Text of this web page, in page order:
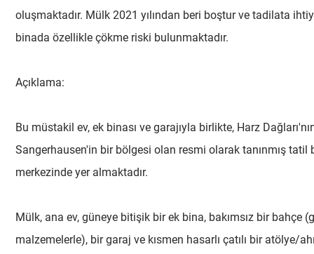
oluşmaktadır. Mülk 2021 yılından beri boştur ve tadilata
binada özellikle çökme riski bulunmaktadır.
Açıklama:
Bu müstakil ev, ek binası ve garajıyla birlikte, Harz
Sangerhausen'in bir bölgesi olan resmi olarak tanınmış tatil
merkezinde yer almaktadır.
Mülk, ana ev, güneye bitişik bir ek bina, bakımsız bir bahçe
malzemelerle), bir garaj ve kısmen hasarlı çatılı bir atölye/